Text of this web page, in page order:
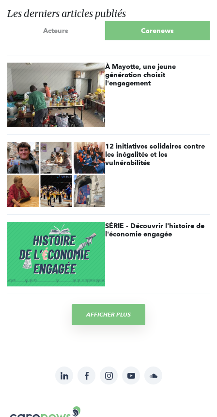
Les derniers articles publiés
Acteurs Carenews
À Mayotte, une jeune
génération choisit
l'engagement
12 initiatives solidaires contre
les inégalités et les
vulnérabilités
SÉRIE - Découvrir l'histoire de
l'économie engagée
AFFICHER PLUS
LinkedInFacebookInstagramYouTubeSoundcloud